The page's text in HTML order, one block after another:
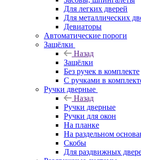
Для легких дверей
Для металлических
Девиаторы
Автоматические пороги
Защёлки
Назад
Защёлки
Без ручек в комплекте
С ручками в
Ручки дверные
Назад
Ручки дверные
Ручки для окон
На планке
На раздельном
Скобы
Для раздвижных